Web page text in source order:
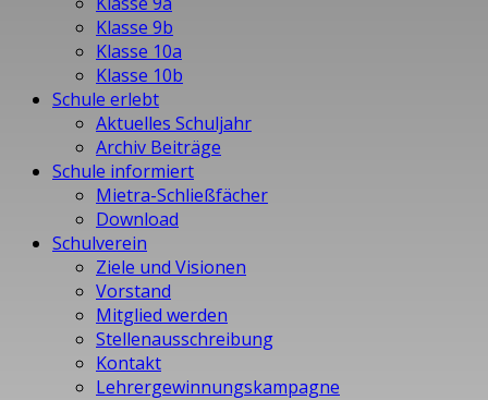
Klasse 9b
Klasse 10a
Klasse 10b
Schule erlebt
Aktuelles Schuljahr
Archiv Beiträge
Schule informiert
Mietra-Schließfächer
Download
Schulverein
Ziele und Visionen
Vorstand
Mitglied werden
Stellenausschreibung
Kontakt
Lehrergewinnungskampagne